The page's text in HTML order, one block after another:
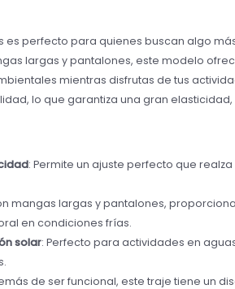
es perfecto para quienes buscan algo
largas y pantalones, este modelo
mientras disfrutas de tus
lo que garantiza una gran
: Permite un ajuste perfecto que
mangas largas y pantalones,
en condiciones frías.
solar: Perfecto para actividades en
de ser funcional, este traje tiene un